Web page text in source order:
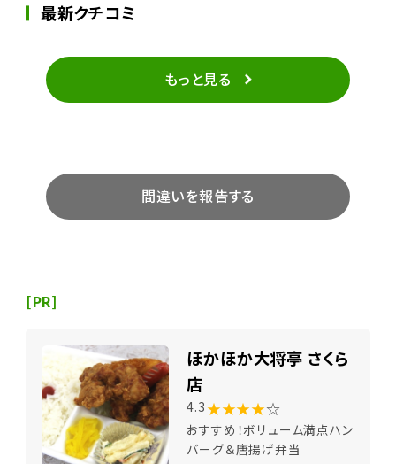
最新クチコミ
もっと見る
間違いを報告する
[PR]
ほかほか大将亭 さくら
店
4.3 ★★★★☆
おすすめ！ボリューム満点ハン
バーグ＆唐揚げ弁当